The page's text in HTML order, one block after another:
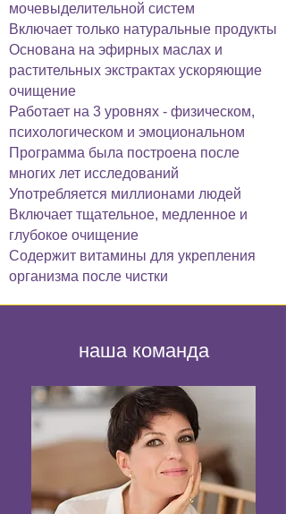
мочевыделительной систем
Включает только натуральные продукты
Основана на эфирных маслах и
растительных экстрактах ускоряющие
очищение
Работает на 3 уровнях - физическом,
психологическом и эмоциональном
Программа была построена после
многих лет исследований
Употребляется миллионами людей
Включает тщательное, медленное и
глубокое очищение
Содержит витамины для укрепления
организма после чистки
наша команда